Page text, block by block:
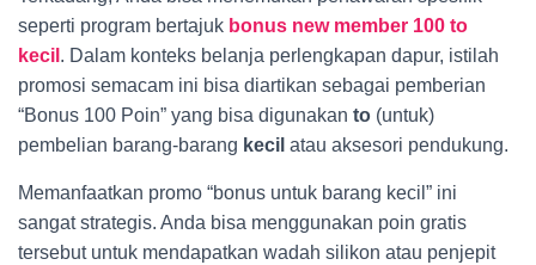
seperti program bertajuk bonus new member 100 to
kecil . Dalam konteks belanja perlengkapan dapur, istilah
promosi semacam ini bisa diartikan sebagai pemberian
“Bonus 100 Poin” yang bisa digunakan to (untuk)
pembelian barang-barang kecil atau aksesori pendukung.
Memanfaatkan promo “bonus untuk barang kecil” ini
sangat strategis. Anda bisa menggunakan poin gratis
tersebut untuk mendapatkan wadah silikon atau penjepit